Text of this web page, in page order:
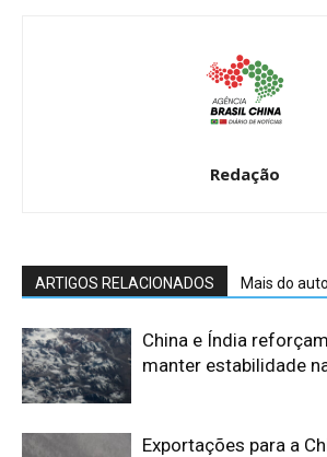
Redação
ARTIGOS RELACIONADOS Mais do
China e Índia
manter estabilidade
Exportações para a